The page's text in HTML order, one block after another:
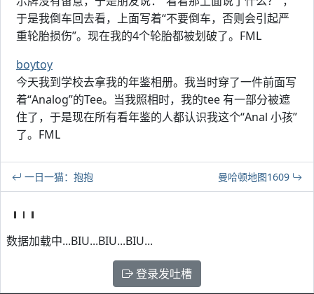
于是我倒车回去看，上面写着“不要倒车，否则会引起严
重轮胎损伤”。现在我的4个轮胎都被划破了。FML
boytoy
今天我到学校去拿我的年鉴相册。我当时穿了一件前面写
着“Analog”的Tee。当我照相时，我的tee 有一部分被遮
住了，于是现在所有看年鉴的人都认识我这个“Anal 小孩”
了。FML
一日一猫：抱抱 曼哈顿地图1609
数据加载中...BIU...BIU...BIU...
登录发吐槽